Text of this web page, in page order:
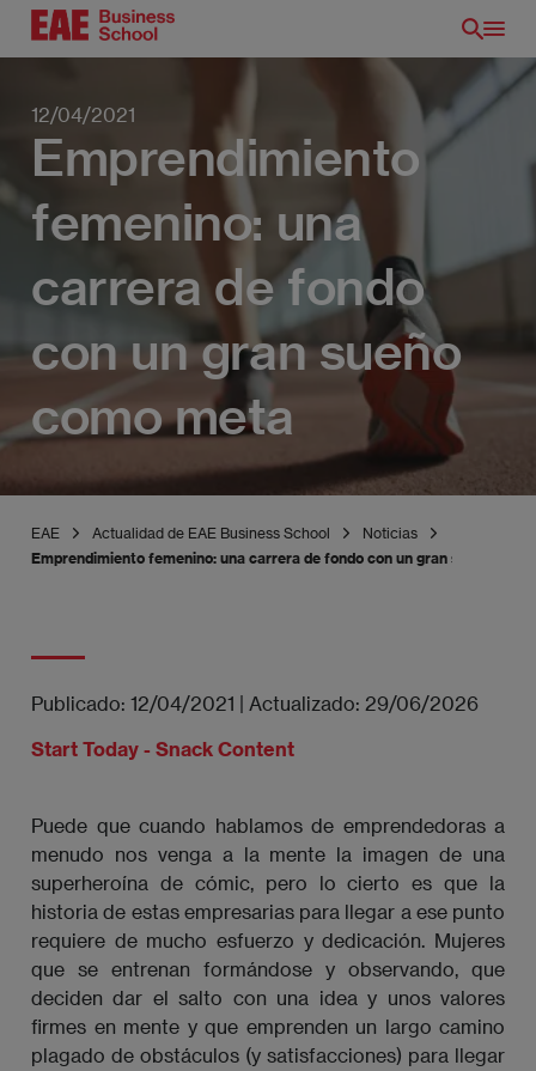
Pasar
12/04/2021
Emprendimiento
femenino: una
carrera de fondo
con un gran sueño
como meta
EAE Actualidad de EAE Business School
Noticias
Emprendimiento femenino: una carrera de fondo con un gran sueño
Publicado: 12/04/2021 Actualizado: 29/06/2026
Start Today - Snack Content
Puede que cuando hablamos de emprendedoras a
menudo nos venga a la mente la imagen de una
superheroína de cómic, pero lo cierto es que la
historia de estas empresarias para llegar a ese punto
requiere de mucho esfuerzo y dedicación. Mujeres
que se entrenan formándose y observando, que
deciden dar el salto con una idea y unos valores
firmes en mente y que emprenden un largo camino
plagado de obstáculos (y satisfacciones) para llegar